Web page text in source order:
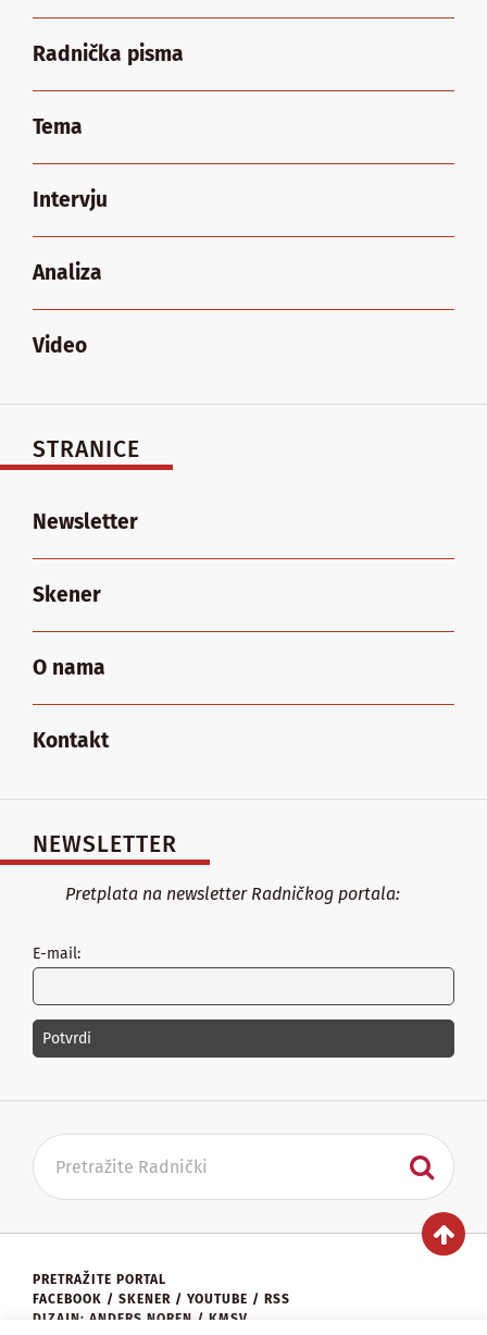
Radnička pisma
Tema
Intervju
Analiza
Video
STRANICE
Newsletter
Skener
O nama
Kontakt
NEWSLETTER
Pretplata na newsletter Radničkog portala:
E-mail:
PRETRAŽITE PORTAL
FACEBOOK / SKENER / YOUTUBE / RSS
DIZAJN: ANDERS NOREN / KMSV